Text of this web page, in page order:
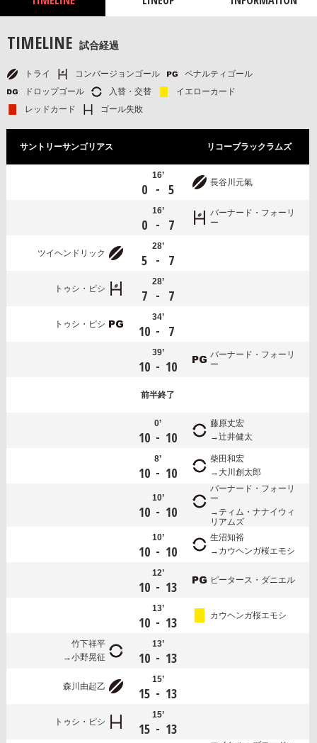
TIMELINE 試合経過
トライ コンバージョンゴール
ペナルティゴール
ドロップゴール
入替・交替
イエローカード
レッドカード
ゴール失敗
サントリーサンゴリアス リコーブラックラムズ
16’
0 - 5 長谷川元氣
16’
0 - 7
バーナード・フォーリ
ー
ツイヘンドリック
28’
5 - 7
トゥシ・ピシ
28’
7 - 7
トゥシ・ピシ
34’
10 - 7
39’
10 - 10
バーナード・フォーリ
ー
前半終了
0’
10 - 10
藤原丈宏
辻井健太
8’
10 - 10
柴田和宏
大川創太郎
10’
10 - 10
バーナード・フォーリ
ー
ティム・ナナイウィ
リアムズ
10’
10 - 10
生沼知裕
カウヘンガ桜エモシ
12’
10 - 13 ピータース・ダニエル
13’
10 - 13 カウヘンガ桜エモシ
竹下祥平
小野晃征
13’
10 - 13
森川由起乙
15’
15 - 13
トゥシ・ピシ
15’
15 - 13